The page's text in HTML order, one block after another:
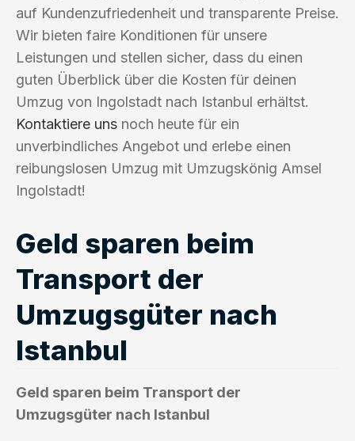
auf Kundenzufriedenheit und transparente Preise.
Wir bieten faire Konditionen für unsere
Leistungen und stellen sicher, dass du einen
guten Überblick über die Kosten für deinen
Umzug von Ingolstadt nach Istanbul erhältst.
Kontaktiere uns noch heute für ein
unverbindliches Angebot und erlebe einen
reibungslosen Umzug mit Umzugskönig Amsel
Ingolstadt!
Geld sparen beim
Transport der
Umzugsgüter nach
Istanbul
Geld sparen beim Transport der
Umzugsgüter nach Istanbul